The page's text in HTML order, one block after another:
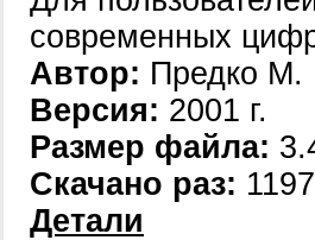
современных
Автор: Предко М.
Версия: 2001 г.
Размер файла:
Скачано раз: 1197
Детали